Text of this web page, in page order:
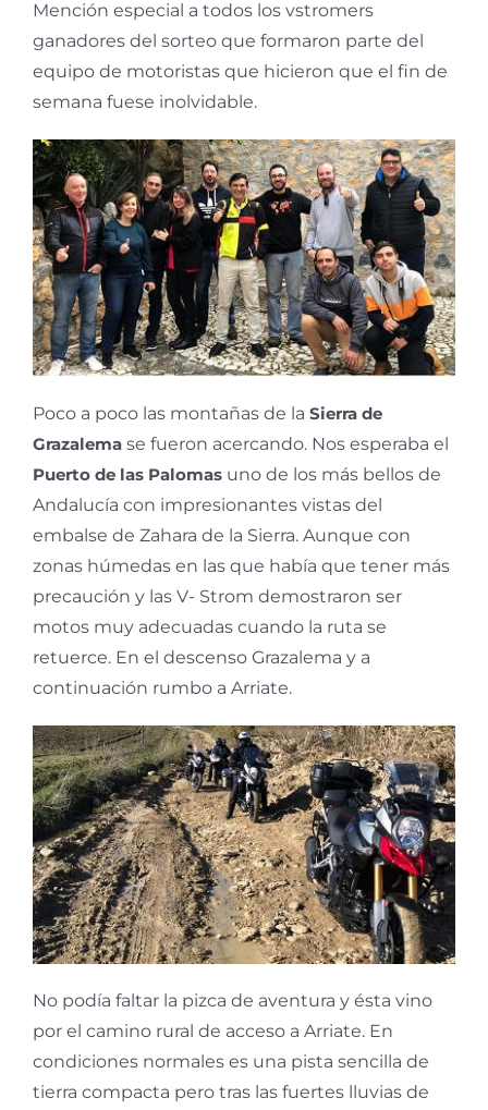
Mención especial a todos los vstromers
ganadores del sorteo que formaron parte del
equipo de motoristas que hicieron que el fin de
semana fuese inolvidable.
Poco a poco las montañas de la Sierra de
Grazalema se fueron acercando. Nos esperaba el
Puerto de las Palomas uno de los más bellos de
Andalucía con impresionantes vistas del
embalse de Zahara de la Sierra. Aunque con
zonas húmedas en las que había que tener más
precaución y las V- Strom demostraron ser
motos muy adecuadas cuando la ruta se
retuerce. En el descenso Grazalema y a
continuación rumbo a Arriate.
No podía faltar la pizca de aventura y ésta vino
por el camino rural de acceso a Arriate. En
condiciones normales es una pista sencilla de
tierra compacta pero tras las fuertes lluvias de